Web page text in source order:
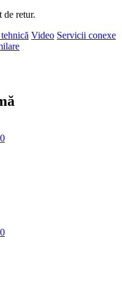
de retur.
Video Servicii conexe